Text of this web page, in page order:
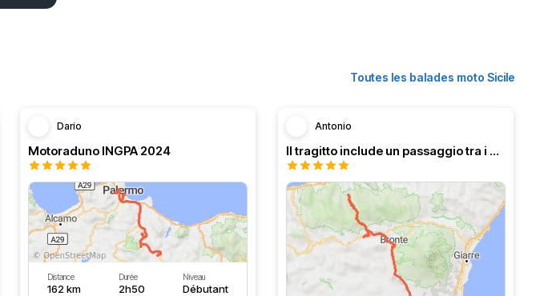
Toutes les balades moto Sicile
Dario
Motoraduno INGPA 2024
Distance
162 km
Durée
2h50
Niveau
Débutant
Antonio
Il tragitto include un passaggio tra i boschi molto suggesti